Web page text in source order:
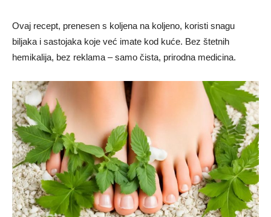
Ovaj recept, prenesen s koljena na koljeno, koristi snagu
biljaka i sastojaka koje već imate kod kuće. Bez štetnih
hemikalija, bez reklama – samo čista, prirodna medicina.